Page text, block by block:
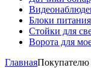
Блоки питания
Стойки для
Ворота для
ГлавнаяПокупателю